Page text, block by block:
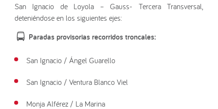
San Ignacio de Loyola – Gauss- Tercera Transversal,
deteniéndose en los siguientes ejes:
Paradas provisorias recorridos troncales:
San Ignacio / Ángel Guarello
San Ignacio / Ventura Blanco Viel
Monja Alférez / La Marina